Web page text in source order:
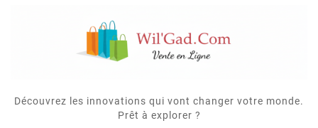
Découvrez les innovations qui vont changer votre monde.
Prêt à explorer ?